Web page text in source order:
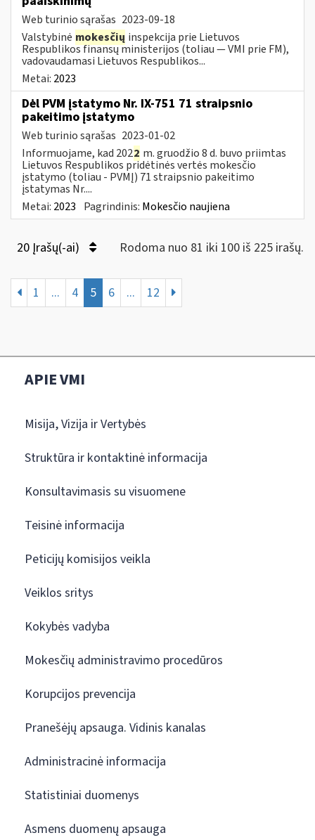
Web turinio sąrašas 2023-09-18
Valstybinė mokesčių inspekcija prie Lietuvos
Respublikos finansų ministerijos (toliau — VMI prie FM),
vadovaudamasi Lietuvos Respublikos...
Metai: 2023
Dėl PVM įstatymo Nr. IX-751 71 straipsnio
pakeitimo įstatymo
Web turinio sąrašas 2023-01-02
Informuojame, kad 2022 m. gruodžio 8 d. buvo priimtas
Lietuvos Respublikos pridėtinės vertės mokesčio
įstatymo (toliau ­- PVMĮ) 71 straipsnio pakeitimo
įstatymas Nr....
Metai: 2023 Pagrindinis: Mokesčio naujiena
20 Įrašų(-ai) Rodoma nuo 81 iki 100 iš 225 irašų.
1 ... 4 5 6 ... 12
APIE VMI
Misija, Vizija ir Vertybės
Struktūra ir kontaktinė informacija
Konsultavimasis su visuomene
Teisinė informacija
Peticijų komisijos veikla
Veiklos sritys
Kokybės vadyba
Mokesčių administravimo procedūros
Korupcijos prevencija
Pranešėjų apsauga. Vidinis kanalas
Administracinė informacija
Statistiniai duomenys
Asmens duomenų apsauga